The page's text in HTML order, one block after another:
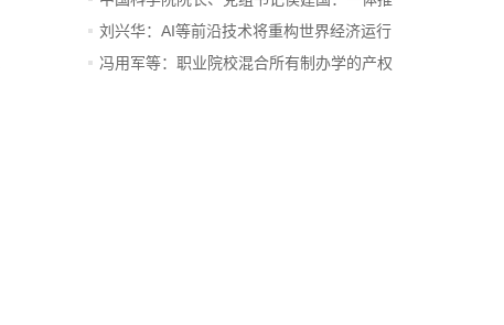
进...
刘兴华：AI等前沿技术将重构世界经济运行
底...
冯用军等：职业院校混合所有制办学的产权